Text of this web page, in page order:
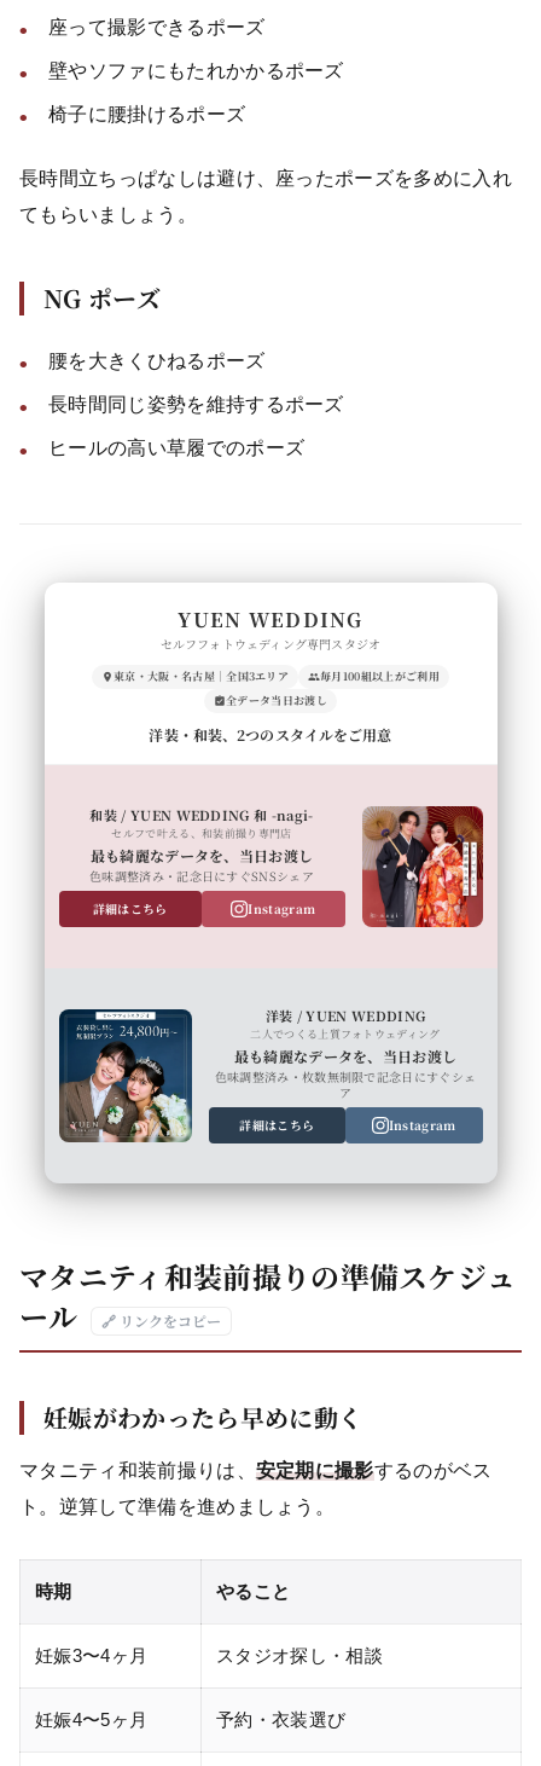
座って撮影できるポーズ
壁やソファにもたれかかるポーズ
椅子に腰掛けるポーズ
長時間立ちっぱなしは避け、座ったポーズを多めに入れ
てもらいましょう。
NG ポーズ
腰を大きくひねるポーズ
長時間同じ姿勢を維持するポーズ
ヒールの高い草履でのポーズ
YUEN WEDDING
セルフフォトウェディング専門スタジオ
東京・大阪・名古屋｜全国3エリア
毎月100組以上がご利用
全データ当日お渡し
洋装・和装、2つのスタイルをご用意
和装 / YUEN WEDDING 和 -nagi-
セルフで叶える、和装前撮り専門店
最も綺麗なデータを、当日お渡し
色味調整済み・記念日にすぐSNSシェア
詳細はこちら
Instagram
洋装 / YUEN WEDDING
二人でつくる上質フォトウェディング
最も綺麗なデータを、当日お渡し
色味調整済み・枚数無制限で記念日にすぐシェ
ア
詳細はこちら
Instagram
マタニティ和装前撮りの準備スケジュ
ール
🔗 リンクをコピー
妊娠がわかったら早めに動く
マタニティ和装前撮りは、 安定期に撮影するのがベス
ト。逆算して準備を進めましょう。
時期 やること
妊娠3〜4ヶ月 スタジオ探し・相談
妊娠4〜5ヶ月 予約・衣装選び